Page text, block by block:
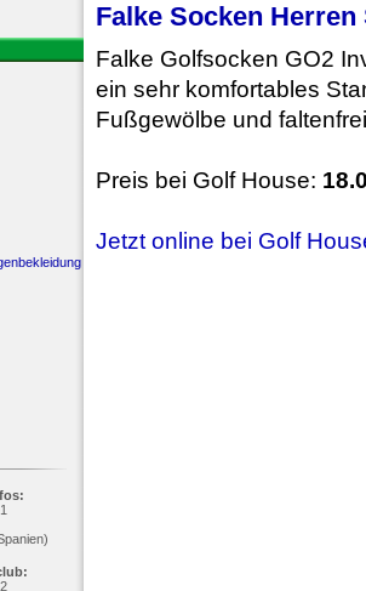
Falke Socken
Falke Golfsocken GO2
ein sehr komfortables
Fußgewölbe und
Preis bei Golf House:
Jetzt online bei Golf